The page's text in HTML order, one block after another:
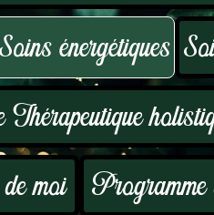
énergétiques
moi Programme